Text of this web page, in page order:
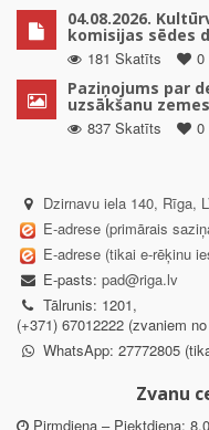
04.08.2026.
komisijas sēdes
181 Skatīts
0
Paziņojums par
uzsākšanu
837 Skatīts
0
Dzirnavu iela 140, Rīga,
E-adrese (primārais
E-adrese (tikai e-rēķinu
E-pasts: pad@riga.lv
Tālrunis: 1201,
(+371) 67012222 (zvaniem
WhatsApp: 27772805
Zvanu
Pirmdiena – Piektdiena: